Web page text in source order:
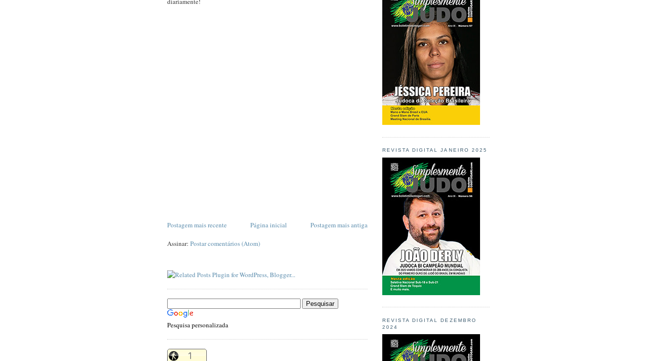
Postagem mais recente Postagem mais antiga
Página inicial
Assinar: Postar comentários (Atom)
Pesquisa personalizada
REVISTA DIGITAL JANEIRO 2025
REVISTA DIGITAL DEZEMBRO
2024